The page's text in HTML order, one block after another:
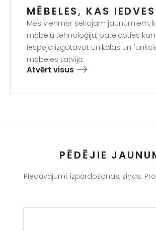
MĒBELES, KAS
Mēs vienmēr sekojam jaunumiem,
mēbeļu tehnoloģiju, pateicoties
iespēja izgatavot unikālas un
mēbeles Latvijā.
Atvērt visus
PĒDĒJIE
Piedāvājumi, izpārdošanas, ziņas.